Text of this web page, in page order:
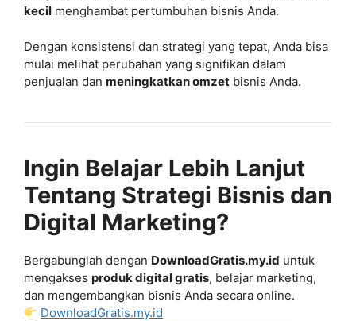
kecil menghambat pertumbuhan bisnis Anda.
Dengan konsistensi dan strategi yang tepat, Anda bisa
mulai melihat perubahan yang signifikan dalam
penjualan dan meningkatkan omzet bisnis Anda.
Ingin Belajar Lebih Lanjut
Tentang Strategi Bisnis dan
Digital Marketing?
Bergabunglah dengan DownloadGratis.my.id untuk
mengakses produk digital gratis, belajar marketing,
dan mengembangkan bisnis Anda secara online.
DownloadGratis.my.id